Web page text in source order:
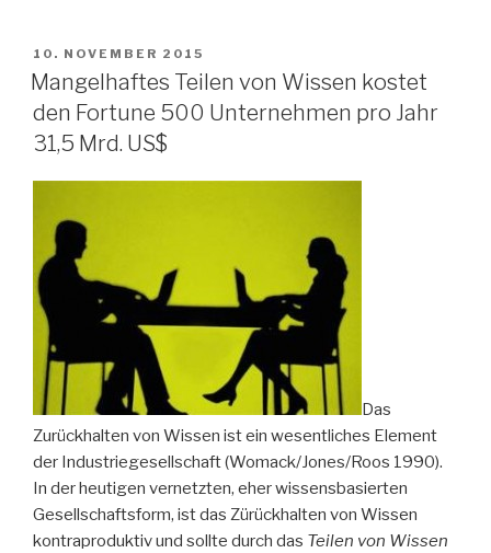
VERÖFFENTLICHT
AM
10. NOVEMBER 2015
Mangelhaftes Teilen von Wissen kostet
den Fortune 500 Unternehmen pro Jahr
31,5 Mrd. US$
Das
Zurückhalten von Wissen ist ein wesentliches Element
der Industriegesellschaft (Womack/Jones/Roos 1990).
In der heutigen vernetzten, eher wissensbasierten
Gesellschaftsform, ist das Zürückhalten von Wissen
kontraproduktiv und sollte durch das Teilen von Wissen